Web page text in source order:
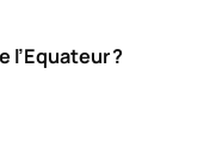
l’Equateur ?